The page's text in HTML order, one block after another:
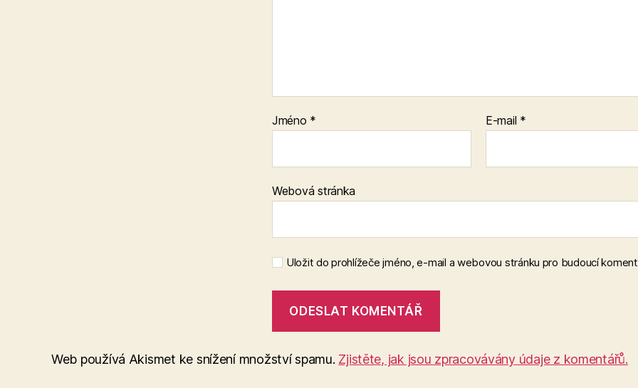
Jméno * E-mail *
Webová stránka
Uložit do prohlížeče jméno, e-mail a webovou stránku pro budoucí
Web používá Akismet ke snížení množství spamu. Zjistěte, jak jsou zpracovávány údaje z komentářů.